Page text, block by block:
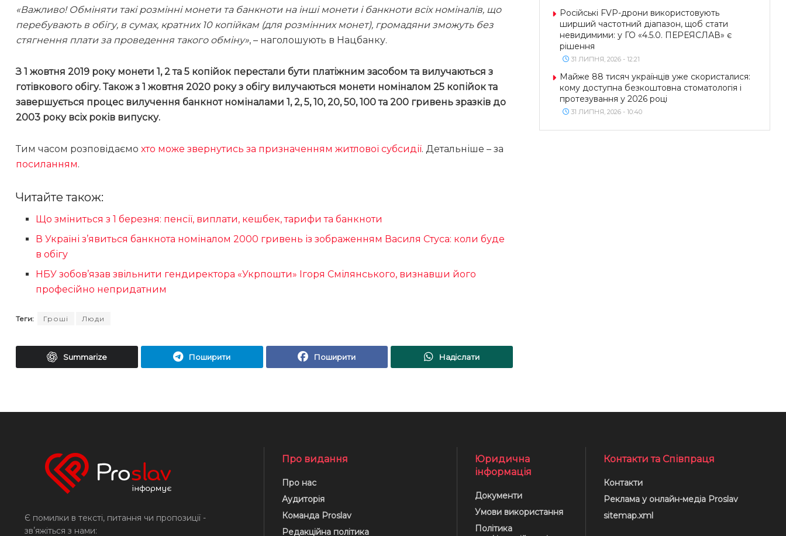
«Важливо! Обміняти такі розмінні монети та банкноти на інші монети і банкноти всіх номіналів, що
перебувають в обігу, в сумах, кратних 10 копійкам (для розмінних монет), громадяни зможуть без
стягнення плати за проведення такого обміну», – наголошують в Нацбанку.
З 1 жовтня 2019 року монети 1, 2 та 5 копійок перестали бути платіжним засобом та вилучаються з
готівкового обігу. Також з 1 жовтня 2020 року з обігу вилучаються монети номіналом 25 копійок та
завершується процес вилучення банкнот номіналами 1, 2, 5, 10, 20, 50, 100 та 200 гривень зразків до
2003 року всіх років випуску.
Тим часом розповідаємо хто може звернутись за призначенням житлової субсидії. Детальніше – за
посиланням.
Читайте також:
Що зміниться з 1 березня: пенсії, виплати, кешбек, тарифи та банкноти
В Україні з’явиться банкнота номіналом 2000 гривень із зображенням Василя Стуса: коли буде
в обігу
НБУ зобов’язав звільнити гендиректора «Укрпошти» Ігоря Смілянського, визнавши його
професійно непридатним
Теги: Гроші Люди
Summarize Поширити Поширити Надіслати
Російські FVP-дрони використовують
ширший частотний діапазон, щоб стати
невидимими: у ГО «4.5.0. ПЕРЕЯСЛАВ» є
рішення
31 ЛИПНЯ, 2026 - 12:21
Майже 88 тисяч українців уже скористалися:
кому доступна безкоштовна стоматологія і
протезування у 2026 році
31 ЛИПНЯ, 2026 - 10:40
Є помилки в тексті, питання чи пропозиції -
звʼяжіться з нами:
Про видання
Про нас
Аудиторія
Команда Proslav
Редакційна політика
Юридична
інформація
Документи
Умови використання
Політика
Контакти та Співпраця
Контакти
Реклама у онлайн-медіа Proslav
sitemap.xml